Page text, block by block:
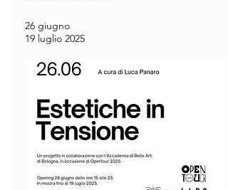
26 giugno
19 luglio 2025